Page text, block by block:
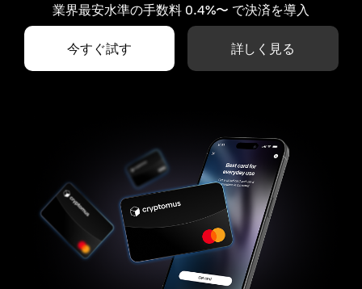
業界最安水準の手数料 0.4%〜 で決済を導入
今すぐ試す 詳しく見る